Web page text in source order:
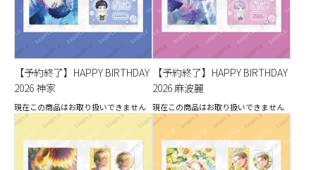
【予約終了】HAPPY BIRTHDAY
2026 神家
現在この商品はお取り扱いできません
【予約終了】HAPPY BIRTHDAY
2026 麻波麗
現在この商品はお取り扱いできません